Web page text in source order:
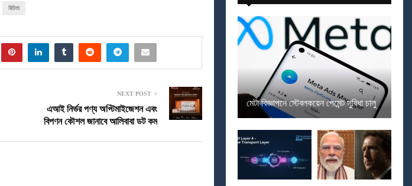
রিচিতা
NEXT POST
এআই নির্ভর পণ্য অপ্টিমাইজেশন এবং
বিপণন কৌশল জানাবে আলিবাবা ডট কম
মেটা বিজ্ঞাপনে স্টেবলকয়েন পেমেন্ট সুবিধা চালু